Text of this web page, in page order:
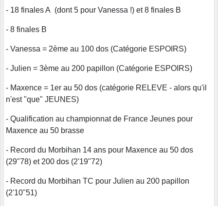
- 18 finales A (dont 5 pour Vanessa !) et 8 finales B
- 8 finales B
- Vanessa = 2ème au 100 dos (Catégorie ESPOIRS)
- Julien = 3ème au 200 papillon (Catégorie ESPOIRS)
- Maxence = 1er au 50 dos (catégorie RELEVE - alors qu'il
n'est "que" JEUNES)
- Qualification au championnat de France Jeunes pour
Maxence au 50 brasse
- Record du Morbihan 14 ans pour Maxence au 50 dos
(29"78) et 200 dos (2'19"72)
- Record du Morbihan TC pour Julien au 200 papillon
(2'10"51)